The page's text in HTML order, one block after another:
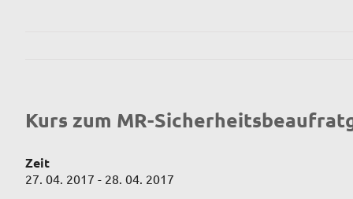
Kurs zum MR-
Zeit
27. 04. 2017 - 28. 04. 2017